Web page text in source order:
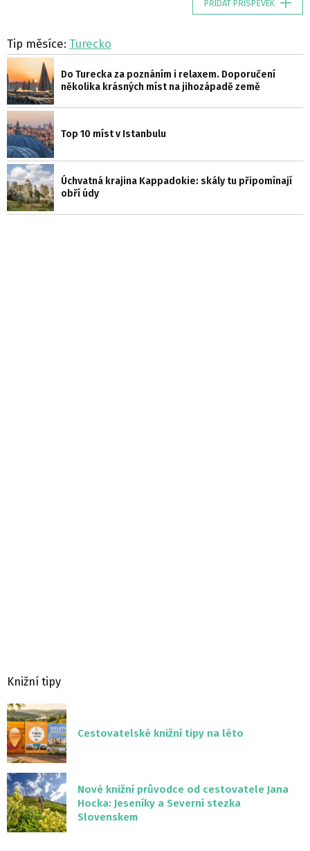
PŘIDAT PŘÍSPĚVEK
Tip měsíce: Turecko
Do Turecka za poznáním i relaxem. Doporučení
několika krásných míst na jihozápadě země
Top 10 míst v Istanbulu
Úchvatná krajina Kappadokie: skály tu připomínají
obří údy
Knižní tipy
Cestovatelské knižní tipy na léto
Nové knižní průvodce od cestovatele Jana
Hocka: Jeseníky a Severní stezka
Slovenskem